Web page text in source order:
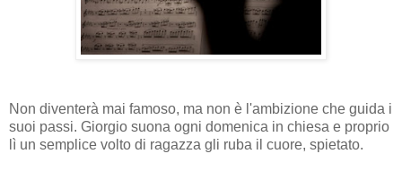
Non diventerà mai famoso, ma non è l'ambizione che guida i
suoi passi. Giorgio suona ogni domenica in chiesa e proprio
lì un semplice volto di ragazza gli ruba il cuore, spietato.